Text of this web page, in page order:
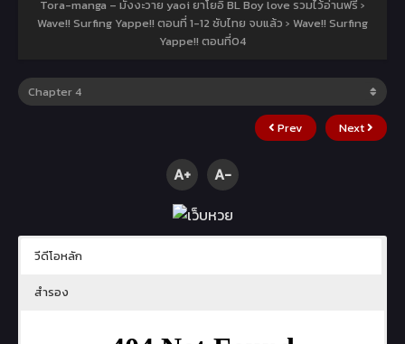
Tora-manga – มังงะวาย yaoi ยาโยอิ BL Boy love รวมไว้อ่านฟรี ›
Wave!! Surfing Yappe!! ตอนที่ 1-12 ซับไทย จบแล้ว › Wave!! Surfing
Yappe!! ตอนที่04
Prev Next
A+ A-
วีดีโอหลัก
สำรอง